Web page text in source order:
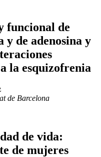
funcional de
y de adenosina y
la esquizofrenia
de Barcelona
de vida:
de mujeres